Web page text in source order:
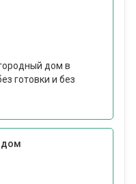
дом в
готовки и без
дом